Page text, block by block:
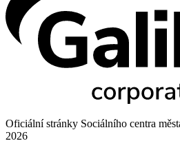
Oficiální stránky Sociálního centra
2026